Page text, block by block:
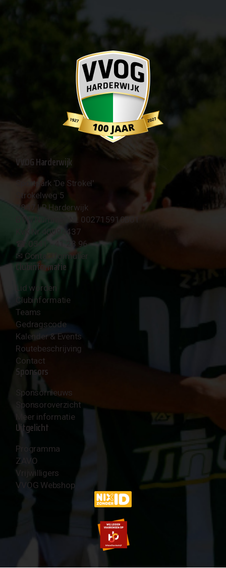
VVOG Harderwijk
Sportpark 'De Strokel'
Strokelweg 5
3847 LR Harderwijk
BTW Nummer NL 002715910B01
KvK Nr 40094437
☎︎ 0341 - 41 28 96
✉︎ Contactformulier
Clubinformatie
Lid worden
Clubinformatie
Teams
Gedragscode
Kalender & Events
Routebeschrijving
Contact
Sponsors
Sponsornieuws
Sponsoroverzicht
Meer informatie
Uitgelicht
Programma
ZAVO
Vrijwilligers
VVOG Webshop